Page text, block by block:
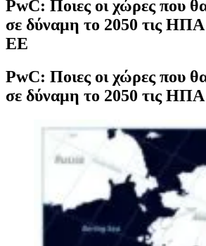
PwC: Ποιες οι χώρες που
σε δύναμη το 2050 τις
ΕΕ
PwC: Ποιες οι χώρες που
σε δύναμη το 2050 τις ΗΠΑ